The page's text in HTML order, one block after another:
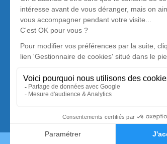
Notre agence
Pompes Funèbres Rohfritsch
03 67 72 00 94
contact@pf-rohfritsch.com
2 Rue de la Heid – 67490 – Dettwiller